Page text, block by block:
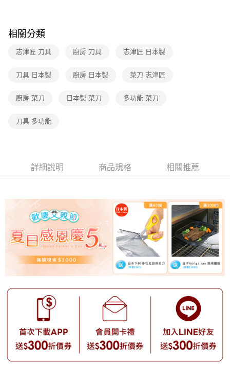
【注意事項】
1.本服務係由「台灣大哥大股份有限公司」（以下簡稱本公司）所提供，讓
用戶於交易時，得透過本服務購買商品或服務，並由商店將買賣／分期付款
買賣價金債權讓與本公司後，依約使用本公司帳單繳交帳款。
資料（包含姓名、電話或地址）提供予台灣大哥大進項蒐集、處理及利用，
3.完整用戶服務條款，請詳閱以下連結：
https://oppay.tw/userRule
相關分類
志津匠 刀具 廚房 刀具 志津匠 日本製
刀具 日本製 廚房 日本製 菜刀 志津匠
廚房 菜刀 日本製 菜刀 多功能 菜刀
刀具 多功能
詳細說明 商品規格 相關推薦